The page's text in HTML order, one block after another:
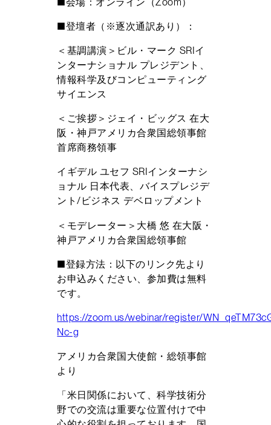
■登壇者（※逐次通訳あり）：
＜基調講演＞ビル・マーク SRIイ
ンターナショナル プレジデント、
情報科学及びコンピューティング
サイエンス
＜ご挨拶＞ジェイ・ビッグス 在大
阪・神戸アメリカ合衆国総領事館
首席商務領事
イギデル ユセフ SRIインターナシ
ョナル 日本代表、バイスプレジデ
ント/ビジネス デベロップメント
＜モデレーター＞大橋 悠 在大阪・
神戸アメリカ合衆国総領事館
■登録方法：以下のリンク先より
お申込みください、参加費は無料
です。
https://zoom.us/webinar/register/
Nc-g
アメリカ合衆国大使館・総領事館
より
「米日関係において、科学技術分
野での交流は重要な位置付けで中